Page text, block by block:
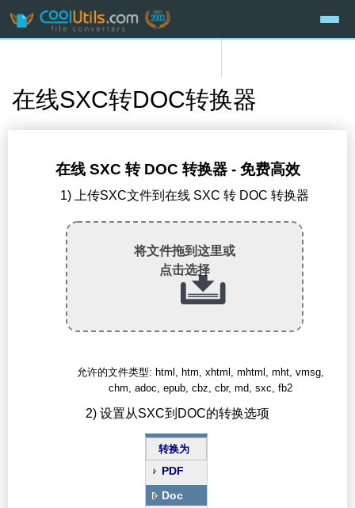
在线SXC转DOC转换器
在线 SXC 转 DOC 转换器 - 免费高效
1) 上传SXC文件到在线 SXC 转 DOC 转换器
将文件拖到这里或
点击选择
允许的文件类型: html, htm, xhtml, mhtml, mht, vmsg,
chm, adoc, epub, cbz, cbr, md, sxc, fb2
2) 设置从SXC到DOC的转换选项
转换为
PDF
Doc